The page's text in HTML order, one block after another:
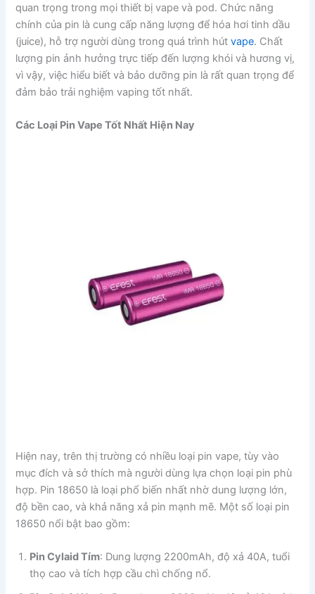
quan trọng trong mọi thiết bị vape và pod. Chức năng
chính của pin là cung cấp năng lượng để hóa hơi tinh dầu
(juice), hỗ trợ người dùng trong quá trình hútvape. Chất
lượng pin ảnh hưởng trực tiếp đến lượng khói và hương vị,
vì vậy, việc hiểu biết và bảo dưỡng pin là rất quan trọng để
đảm bảo trải nghiệm vaping tốt nhất.
Các Loại Pin Vape Tốt Nhất Hiện Nay
Hiện nay, trên thị trường có nhiều loại pin vape, tùy vào
mục đích và sở thích mà người dùng lựa chọn loại pin phù
hợp. Pin 18650 là loại phổ biến nhất nhờ dung lượng lớn,
độ bền cao, và khả năng xả pin mạnh mẽ. Một số loại pin
18650 nổi bật bao gồm:
Pin Cylaid Tím: Dung lượng 2200mAh, độ xả 40A, tuổi
thọ cao và tích hợp cầu chì chống nổ.